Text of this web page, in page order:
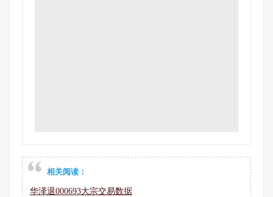
相关阅读：
华泽退000693大宗交易数据